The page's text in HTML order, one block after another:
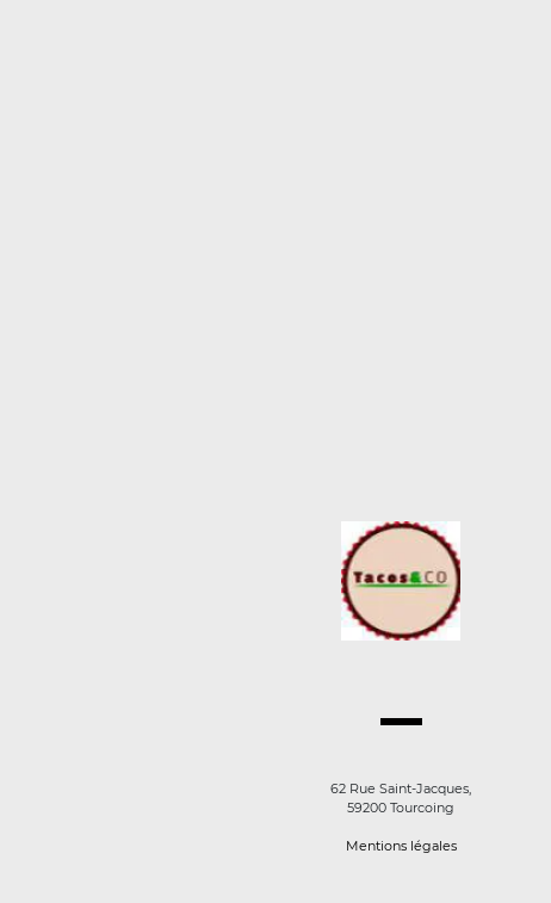
62 Rue Saint-Jacques,
59200 Tourcoing
Mentions légales